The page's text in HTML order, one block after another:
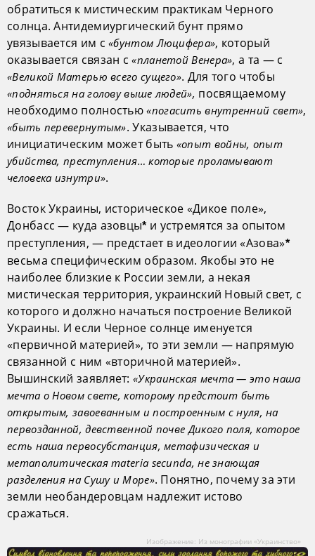
обратиться к мистическим практикам Черного
солнца. Антидемиургический бунт прямо
увязывается им с«бунтом Люцифера», который
оказывается связан с«планетой Венера», а та — с
«Великой Матерью всего сущего». Для того чтобы
«подняться на голову выше людей», посвящаемому
необходимо полностью«погасить внутренний свет»,
«быть перевернутым». Указывается, что
инициатическим может быть «опыт войны, опыт
убийства, преступления… которые проламывают
человека изнутри».
Восток Украины, историческое «Дикое поле»,
Донбасс — куда азовцы* и устремятся за опытом
преступления, — предстает в идеологии «Азова»*
весьма специфическим образом. Якобы это не
наиболее близкие к России земли, а некая
мистическая территория, украинский Новый свет, с
которого и должно начаться построение Великой
Украины. И если Черное солнце именуется
«первичной материей», то эти земли — напрямую
связанной с ним «вторичной материей».
Вышинский заявляет: «Украинская мечта — это наша
мечта о Новом свете, которому предстоит быть
открытым, завоеванным и построенным с нуля, на
первозданной, девственной почве Дикого поля, которое
есть наша первосубстанция, метафизическая и
метаполитическая materia secunda, не знающая
разделения на Сушу и Море». Понятно, почему за эти
земли необандеровцам надлежит истово
сражаться.
Изображение: Из монографии «Украинство»